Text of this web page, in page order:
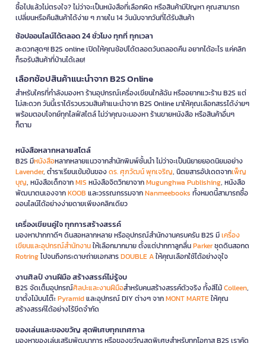
ซื้อไปแล้วไม่ตรงใจ? ไม่ว่าจะเป็นหนังสือที่เลือกผิด หรือสินค้ามีปัญหา คุณสามารถ
เปลี่ยนหรือคืนสินค้าได้ง่าย ๆ ภายใน 14 วันนับจากวันที่ได้รับสินค้า
ช้อปออนไลน์ได้ตลอด 24 ชั่วโมง ทุกที่ ทุกเวลา
สะดวกสุดๆ! B2S online เปิดให้คุณช้อปได้ตลอดวันตลอดคืน อยากได้อะไร แค่คลิก
ก็รอรับสินค้าที่บ้านได้เลย!
เลือกช้อปสินค้าแนะนำจาก B2S Online
สำหรับใครที่กำลังมองหา ร้านอุปกรณ์เครื่องเขียนใกล้ฉัน หรืออยากแวะร้าน B2S แต่
ไม่สะดวก วันนี้เราได้รวบรวมสินค้าแนะนำจาก B2S Online มาให้คุณเลือกสรรได้ง่ายๆ
พร้อมตอบโจทย์ทุกไลฟ์สไตล์ ไม่ว่าคุณจะมองหา ร้านขายหนังสือ หรือสินค้าอื่นๆ
ก็ตาม
หนังสือหลากหลายสไตล์
B2S มีหนังสือหลากหลายแนวจากสำนักพิมพ์ชั้นนำ ไม่ว่าจะเป็นนิยายยอดนิยมอย่าง
Lavender, ตำราเรียนเข้มข้นของดร. ศุภวัฒน์ พุกเจริญ, นิตยสารอัปเดตจากเพ็ญ
บุญ, หนังสือเด็กจากMIS หนังสือจิตวิทยาจากMugunghwa Publishing, หนังสือ
พัฒนาตนเองจากKOOB และวรรณกรรมจากNanmeebooks ทั้งหมดนี้สามารถซื้อ
ออนไลน์ได้อย่างง่ายดายเพียงคลิกเดียว
เครื่องเขียนคู่ใจ ทุกการสร้างสรรค์
มองหาปากกาดีๆ ดินสอหลากหลาย หรืออุปกรณ์สำนักงานครบครัน B2S มีเครื่อง
เขียนและอุปกรณ์สำนักงานให้เลือกมากมาย ตั้งแต่ปากกาลูกลื่นParkerชุดดินสอกด
Rotringไปจนถึงกระดาษถ่ายเอกสารDOUBLE Aให้คุณเลือกใช้ได้อย่างจุใจ
งานศิลป์ งานฝีมือ สร้างสรรค์ไม่รู้จบ
B2S จัดเต็มอุปกรณ์ศิลปะและงานฝีมือสำหรับคนสร้างสรรค์ตัวจริง ทั้งสีไม้Colleen,
ขาตั้งไม้บนโต๊ะPyramidและอุปกรณ์ DIY ต่างๆ จากMONT MARTEให้คุณ
สร้างสรรค์ได้อย่างไร้ขีดจำกัด
ของเล่นและของขวัญ สุดพิเศษทุกเทศกาล
มองหาของเล่นเสริมพัฒนาการ หรือของขวัญสุดพิเศษสำหรับทุกโอกาส B2S เราคัด